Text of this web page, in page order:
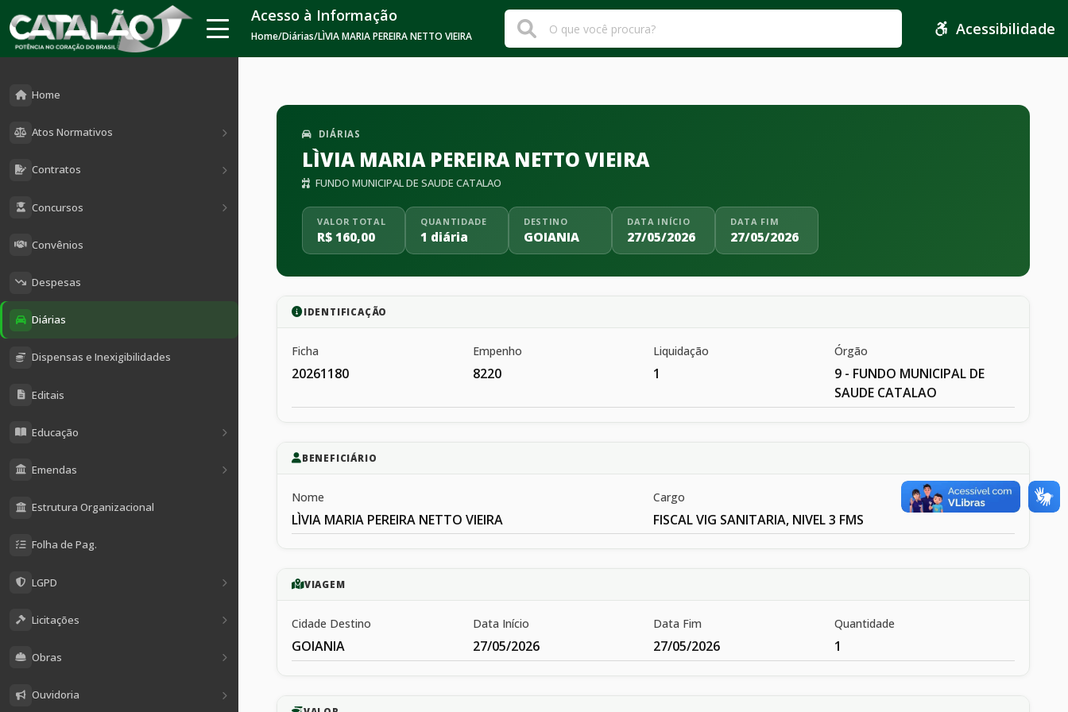
Home
Atos Normativos
Contratos
Concursos
Convênios
Despesas
Diárias
Dispensas e Inexigibilidades
Editais
Educação
Emendas
Estrutura Organizacional
Folha de Pag.
LGPD
Licitações
Obras
Ouvidoria
Acesso à Informação
Home/Diárias/LÌVIA MARIA PEREIRA NETTO VIEIRA Acessibilidade
DIÁRIAS
LÌVIA MARIA PEREIRA NETTO VIEIRA
FUNDO MUNICIPAL DE SAUDE CATALAO
VALOR TOTAL
R$ 160,00
QUANTIDADE
1 diária
DESTINO
GOIANIA
DATA INÍCIO
27/05/2026
DATA FIM
27/05/2026
IDENTIFICAÇÃO
Ficha
20261180
Empenho
8220
Liquidação
1
Órgão
9 - FUNDO MUNICIPAL DE
SAUDE CATALAO
BENEFICIÁRIO
Nome
LÌVIA MARIA PEREIRA NETTO VIEIRA
Cargo
FISCAL VIG SANITARIA, NIVEL 3 FMS
VIAGEM
Cidade Destino
GOIANIA
Data Início
27/05/2026
Data Fim
27/05/2026
Quantidade
1